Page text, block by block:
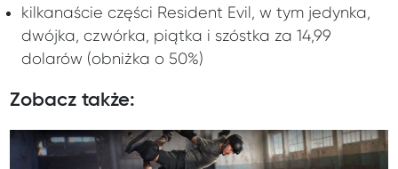
kilkanaście części Resident Evil, w tym jedynka,
dwójka, czwórka, piątka i szóstka za 14,99
dolarów (obniżka o 50%)
Zobacz także: